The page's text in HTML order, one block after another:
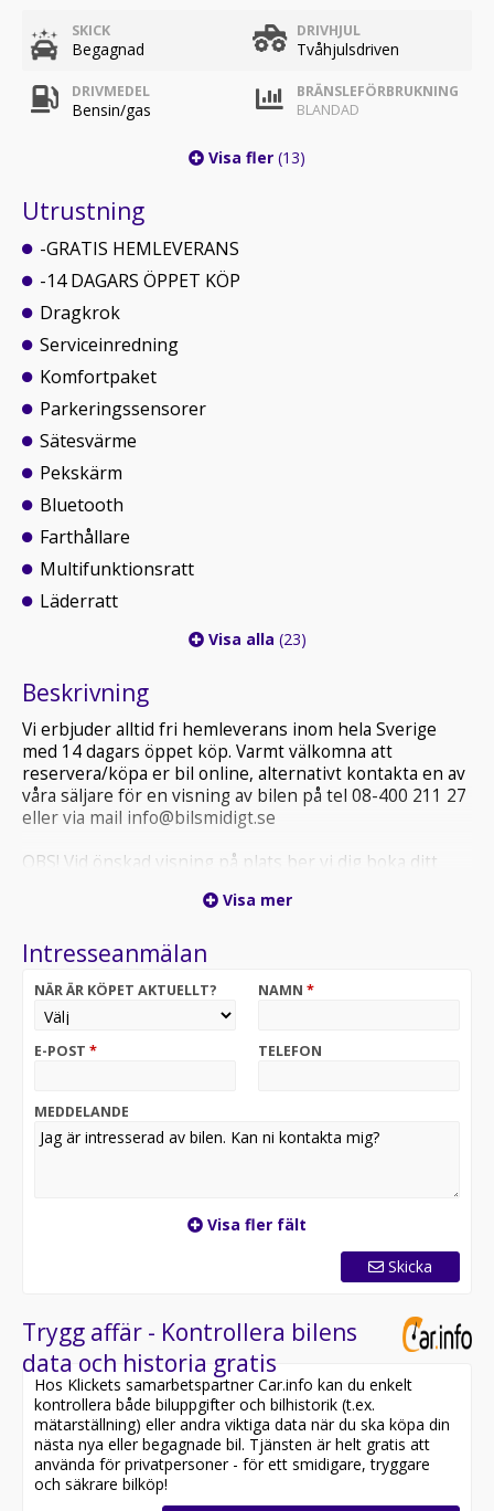
SKICK
Begagnad
DRIVHJUL
Tvåhjulsdriven
DRIVMEDEL
Bensin/gas
BRÄNSLEFÖRBRUKNING
BLANDAD
Visa fler (13)
Utrustning
-GRATIS HEMLEVERANS
-14 DAGARS ÖPPET KÖP
Dragkrok
Serviceinredning
Komfortpaket
Parkeringssensorer
Sätesvärme
Pekskärm
Bluetooth
Farthållare
Multifunktionsratt
Läderratt
Visa alla (23)
Beskrivning
Vi erbjuder alltid fri hemleverans inom hela Sverige
med 14 dagars öppet köp. Varmt välkomna att
reservera/köpa er bil online, alternativt kontakta en av
våra säljare för en visning av bilen på tel 08-400 211 27
eller via mail info@bilsmidigt.se
OBS! Vid önskad visning på plats ber vi dig boka ditt
är intresserad av finns på plats och att vi kan ge dig
MEJLKONTAKT MED OSS.
bilen innan någon annan gör det, reservera den direkt
Nu har vi fått in denna riktigt fina Volkswagen Caddy 1.4
TGI med endast en tidigare brukare i lager. Bilen
köra och ekonomisk att äga då den drivs med naturgas
som huvudbränsle. Dessutom utrustad med praktisk
verkstadsinredning, kupévärmare och dragkrok.
Fordonet har moms och är därmed förmånligt leasebar
Utrustningen inkluderar bland annat: Dragkrok,
Serviceinredning, Komfortpaket, Ljus- och Siktpaket,
Defa Kupévärmare (via eluttag), Parkeringssensorer,
Sätesvärme, Pekskärm, Bluetooth, Farthållare,
Multifunktionsratt, Läderratt, Follow-me-home-ljus,
Guideljus, Regnsensor, Backstartassistans,
Bromsassistans, Komfortvägg, Verkstadsinredd, m.m.
Visa mer
Intresseanmälan
NÄR ÄR KÖPET AKTUELLT? NAMN *
E-POST * TELEFON
MEDDELANDE
Visa fler fält
Skicka
Trygg affär - Kontrollera bilens
data och historia gratis
Hos Klickets samarbetspartner Car.info kan du enkelt
kontrollera både biluppgifter och bilhistorik (t.ex.
mätarställning) eller andra viktiga data när du ska köpa din
nästa nya eller begagnade bil. Tjänsten är helt gratis att
använda för privatpersoner - för ett smidigare, tryggare
och säkrare bilköp!